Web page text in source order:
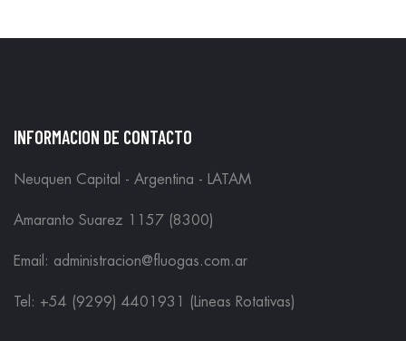
INFORMACION DE CONTACTO
Neuquen Capital - Argentina - LATAM
Amaranto Suarez 1157 (8300)
Email: administracion@fluogas.com.ar
Tel: +54 (9299) 4401931 (Lineas Rotativas)